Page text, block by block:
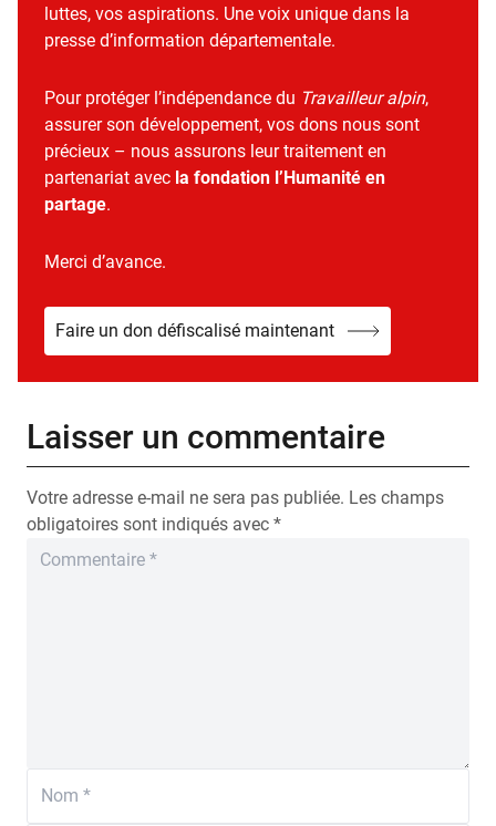
luttes, vos aspirations. Une voix unique dans la
presse d’information départementale.
Pour protéger l’indépendance du Travailleur alpin,
assurer son développement, vos dons nous sont
précieux – nous assurons leur traitement en
partenariat avec la fondation l’Humanité en
partage.
Merci d’avance.
Faire un don défiscalisé maintenant
Laisser un commentaire
Votre adresse e-mail ne sera pas publiée. Les champs
obligatoires sont indiqués avec *